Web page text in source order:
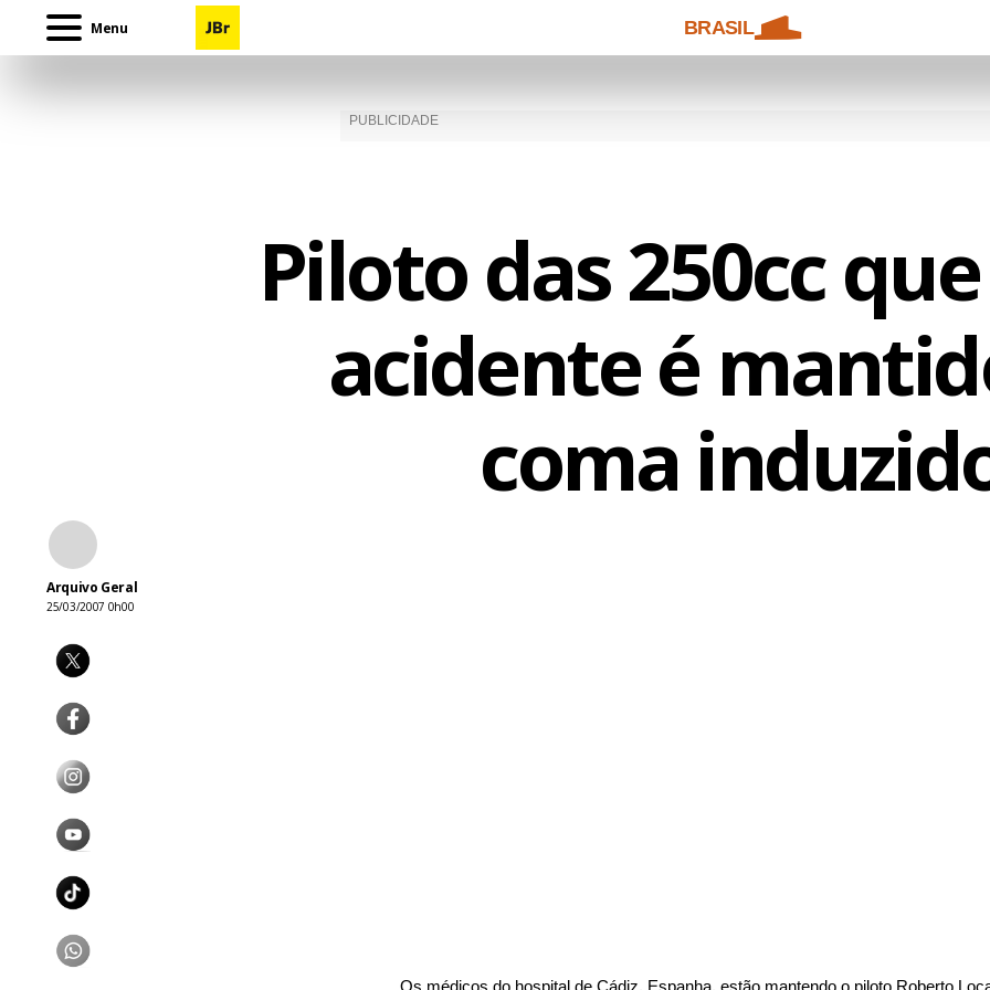
Menu BRASIL
Piloto das 250cc
acidente é
coma
Arquivo Geral
25/03/2007 0h00
Os médicos do hospital de Cádiz, Espanha, estão mantendo o piloto Roberto